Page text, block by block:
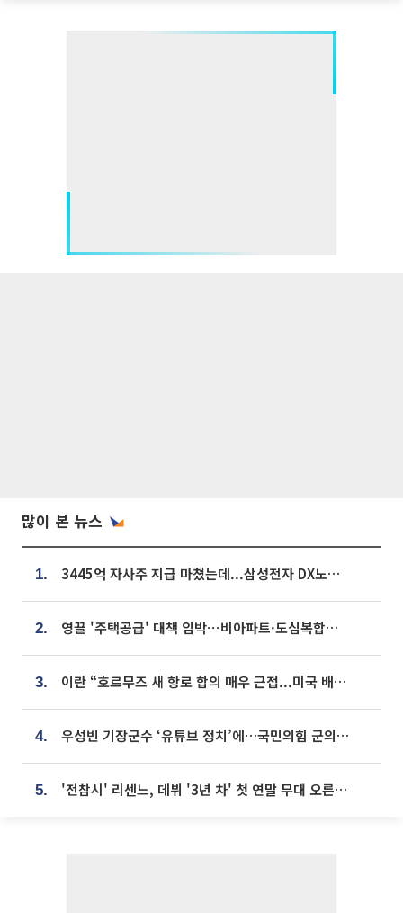
많이 본 뉴스
1. 3445억 자사주 지급 마쳤는데...삼성전자 DX노조, 뒤늦은 '떼쓰기 집회'
2. 영끌 '주택공급' 대책 임박⋯비아파트·도심복합까지 총동원
3. 이란 “호르무즈 새 항로 합의 매우 근접...미국 배상 먼저”
4. 우성빈 기장군수 ‘유튜브 정치’에…국민의힘 군의원들 집단 반발
5. '전참시' 리센느, 데뷔 '3년 차' 첫 연말 무대 오른다⋯"그동안 섭외 안 와"